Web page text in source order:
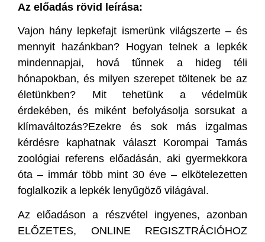
Az előadás rövid leírása:
Vajon hány lepkefajt ismerünk világszerte – és
mennyit hazánkban? Hogyan telnek a lepkék
mindennapjai, hová tűnnek a hideg téli
hónapokban, és milyen szerepet töltenek be az
életünkben? Mit tehetünk a védelmük
érdekében, és miként befolyásolja sorsukat a
klímaváltozás?Ezekre és sok más izgalmas
kérdésre kaphatnak választ Korompai Tamás
zoológiai referens előadásán, aki gyermekkora
óta – immár több mint 30 éve – elkötelezetten
foglalkozik a lepkék lenyűgöző világával.
Az előadáson a részvétel ingyenes, azonban
ELŐZETES, ONLINE REGISZTRÁCIÓHOZ